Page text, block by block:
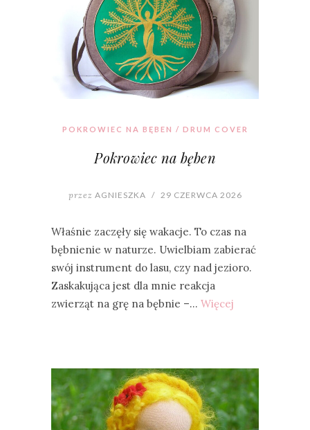
POKROWIEC NA BĘBEN / DRUM COVER
Pokrowiec na bęben
przez AGNIESZKA / 29 CZERWCA 2026
Właśnie zaczęły się wakacje. To czas na
bębnienie w naturze. Uwielbiam zabierać
swój instrument do lasu, czy nad jezioro.
Zaskakująca jest dla mnie reakcja
zwierząt na grę na bębnie –… Więcej